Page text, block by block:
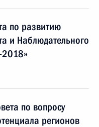
по развитию
и Наблюдательного
2018»
по вопросу
регионов